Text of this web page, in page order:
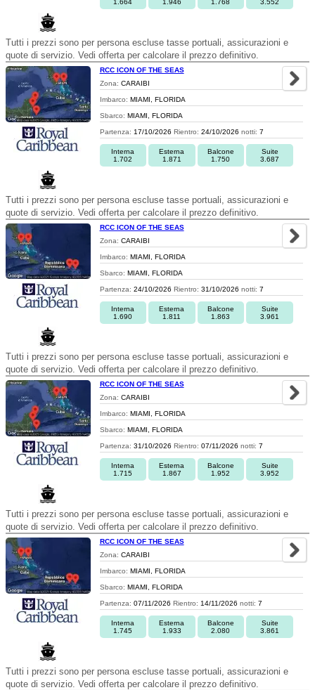
1.664 1.946 1.768 3.552
Tutti i prezzi sono per persona escluse tasse portuali, assicurazioni e
quote di servizio. Vedi offerta per calcolare il prezzo definitivo.
RCC ICON OF THE SEAS
Zona: CARAIBI
Imbarco: MIAMI, FLORIDA
Sbarco: MIAMI, FLORIDA
Partenza: 17/10/2026 Rientro: 24/10/2026 notti: 7
Interna
1.702
Esterna
1.871
Balcone
1.750
Suite
3.687
Tutti i prezzi sono per persona escluse tasse portuali, assicurazioni e
quote di servizio. Vedi offerta per calcolare il prezzo definitivo.
RCC ICON OF THE SEAS
Zona: CARAIBI
Imbarco: MIAMI, FLORIDA
Sbarco: MIAMI, FLORIDA
Partenza: 24/10/2026 Rientro: 31/10/2026 notti: 7
Interna
1.690
Esterna
1.811
Balcone
1.863
Suite
3.961
Tutti i prezzi sono per persona escluse tasse portuali, assicurazioni e
quote di servizio. Vedi offerta per calcolare il prezzo definitivo.
RCC ICON OF THE SEAS
Zona: CARAIBI
Imbarco: MIAMI, FLORIDA
Sbarco: MIAMI, FLORIDA
Partenza: 31/10/2026 Rientro: 07/11/2026 notti: 7
Interna
1.715
Esterna
1.867
Balcone
1.952
Suite
3.952
Tutti i prezzi sono per persona escluse tasse portuali, assicurazioni e
quote di servizio. Vedi offerta per calcolare il prezzo definitivo.
RCC ICON OF THE SEAS
Zona: CARAIBI
Imbarco: MIAMI, FLORIDA
Sbarco: MIAMI, FLORIDA
Partenza: 07/11/2026 Rientro: 14/11/2026 notti: 7
Interna
1.745
Esterna
1.933
Balcone
2.080
Suite
3.861
Tutti i prezzi sono per persona escluse tasse portuali, assicurazioni e
quote di servizio. Vedi offerta per calcolare il prezzo definitivo.